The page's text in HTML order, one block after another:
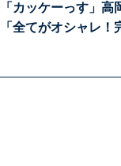
「カッケーっす」
「全てがオシャレ！